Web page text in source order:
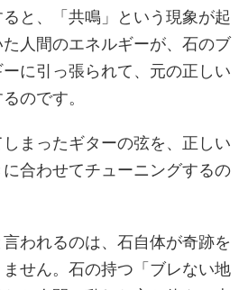
と、「共鳴」という現象が起
人間のエネルギーが、石のブ
に引っ張られて、元の正しい
のです。
まったギターの弦を、正しい
合わせてチューニングするの
われるのは、石自体が奇跡を
せん。石の持つ「ブレない地